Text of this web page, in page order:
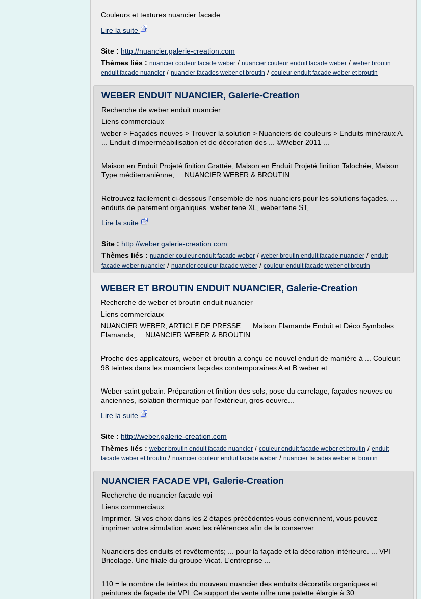
Couleurs et textures nuancier facade ......
Lire la suite
Site : http://nuancier.galerie-creation.com
Thèmes liés : nuancier couleur facade weber / nuancier couleur enduit facade weber / weber broutin
enduit facade nuancier / nuancier facades weber et broutin / couleur enduit facade weber et broutin
WEBER ENDUIT NUANCIER, Galerie-Creation
Recherche de weber enduit nuancier
Liens commerciaux
weber > Façades neuves > Trouver la solution > Nuanciers de couleurs > Enduits minéraux A.
... Enduit d'imperméabilisation et de décoration des ... ©Weber 2011 ...
Maison en Enduit Projeté finition Grattée; Maison en Enduit Projeté finition Talochée; Maison
Type méditerraniènne; ... NUANCIER WEBER & BROUTIN ...
Retrouvez facilement ci-dessous l'ensemble de nos nuanciers pour les solutions façades. ...
enduits de parement organiques. weber.tene XL, weber.tene ST,...
Lire la suite
Site : http://weber.galerie-creation.com
Thèmes liés : nuancier couleur enduit facade weber / weber broutin enduit facade nuancier / enduit
facade weber nuancier / nuancier couleur facade weber / couleur enduit facade weber et broutin
WEBER ET BROUTIN ENDUIT NUANCIER, Galerie-Creation
Recherche de weber et broutin enduit nuancier
Liens commerciaux
NUANCIER WEBER; ARTICLE DE PRESSE. ... Maison Flamande Enduit et Déco Symboles
Flamands; ... NUANCIER WEBER & BROUTIN ...
Proche des applicateurs, weber et broutin a conçu ce nouvel enduit de manière à ... Couleur:
98 teintes dans les nuanciers façades contemporaines A et B weber et
Weber saint gobain. Préparation et finition des sols, pose du carrelage, façades neuves ou
anciennes, isolation thermique par l'extérieur, gros oeuvre...
Lire la suite
Site : http://weber.galerie-creation.com
Thèmes liés : weber broutin enduit facade nuancier / couleur enduit facade weber et broutin / enduit
facade weber et broutin / nuancier couleur enduit facade weber / nuancier facades weber et broutin
NUANCIER FACADE VPI, Galerie-Creation
Recherche de nuancier facade vpi
Liens commerciaux
Imprimer. Si vos choix dans les 2 étapes précédentes vous conviennent, vous pouvez
imprimer votre simulation avec les références afin de la conserver.
Nuanciers des enduits et revêtements; ... pour la façade et la décoration intérieure. ... VPI
Bricolage. Une filiale du groupe Vicat. L'entreprise ...
110 = le nombre de teintes du nouveau nuancier des enduits décoratifs organiques et
peintures de façade de VPI. Ce support de vente offre une palette élargie à 30 ...